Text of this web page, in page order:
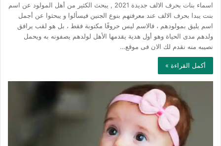
اسماء بنات بحرف الالف جديدة 2021 , يبحث الكثير من أهل المولود عن اسم
بنت يبدا بحرف الالف عند معرفتهم بنوع الجنين فيسألوا و يبحثوا عن أجمل
اسم يليق بمولودهم ، فالاسم ليس حروفًا مكتوبة فقط ، بل هو لقب يرافق
ولدهم مدى الحياة وهو أول هدية يقدمها الأهل لولدهم يصفونه به ويحمل
نصيبه منه نقدم لك الان فى موقع…
أكمل القراءة »